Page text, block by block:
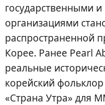
государственными
организациями
распространенной
Корее. Ранее Pearl
реальные
корейский
«Страна Утра» для